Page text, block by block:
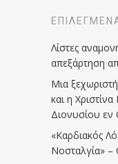
Λίστες
απεξάρτηση
Μια
και η
Διονυσίου
«Καρδιακός
Νοσταλγία» –